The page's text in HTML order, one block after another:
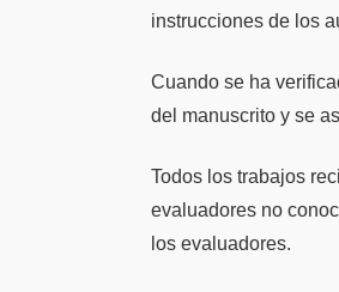
instrucciones de los
Cuando se ha
del manuscrito y se
Todos los trabajos
evaluadores no
los evaluadores.